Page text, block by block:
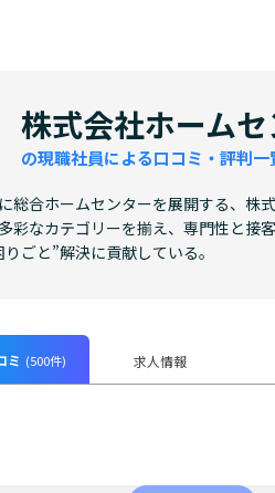
株式会社ホーム
の現職社員による口コミ・評判一
総合ホームセンターを展開する、株
彩なカテゴリーを揃え、専門性と接
ごと”解決に貢献している。
ミ (500件) 求人情報